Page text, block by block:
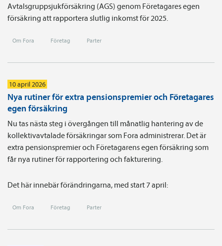
Avtalsgruppsjukförsäkring (AGS) genom Företagares egen
försäkring att rapportera slutlig inkomst för 2025.
Om Fora Företag Parter
10 april 2026
Nya rutiner för extra pensionspremier och Företagares
egen försäkring
Nu tas nästa steg i övergången till månatlig hantering av de
kollektivavtalade försäkringar som Fora administrerar. Det är
extra pensionspremier och Företagarens egen försäkring som
får nya rutiner för rapportering och fakturering.
Det här innebär förändringarna, med start 7 april:
Om Fora Företag Parter